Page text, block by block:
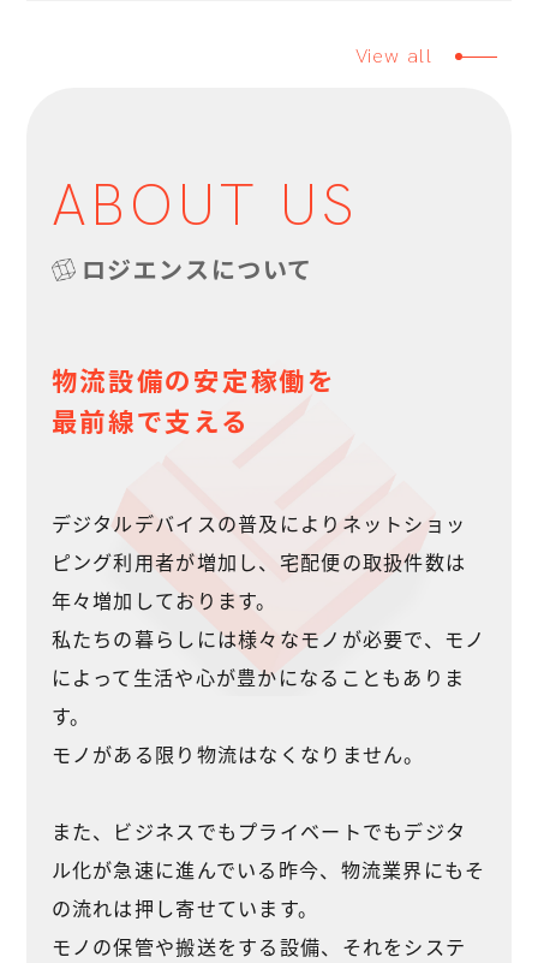
View all
ABOUT US
ロジエンスについて
物流設備の安定稼働を
最前線で支える
デジタルデバイスの普及によりネットショッ
ピング利用者が増加し、宅配便の取扱件数は
年々増加しております。
私たちの暮らしには様々なモノが必要で、モノ
によって生活や心が豊かになることもありま
す。
モノがある限り物流はなくなりません。
また、ビジネスでもプライベートでもデジタ
ル化が急速に進んでいる昨今、物流業界にもそ
の流れは押し寄せています。
モノの保管や搬送をする設備、それをシステ